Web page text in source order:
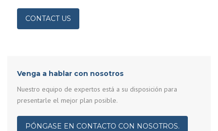
CONTACT US
Venga a hablar con nosotros
Nuestro equipo de expertos está a su disposición para
presentarle el mejor plan posible.
PÓNGASE EN CONTACTO CON NOSOTROS.